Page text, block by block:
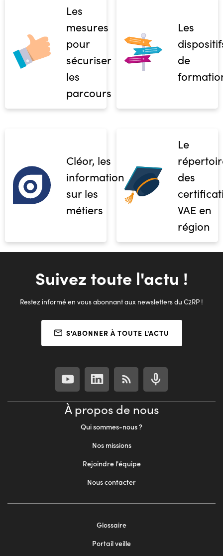
Les
mesures
pour
sécuriser
les
parcours
Les
de
Cléor, les
informations
sur les
métiers
Le
des
VAE en
région
Suivez toute l'actu !
Restez informé en vous abonnant aux newsletters du C2RP !
S'ABONNER À TOUTE L'ACTU
À propos de nous
Qui sommes-nous ?
Nos missions
Rejoindre l'équipe
Nous contacter
Glossaire
Portail veille